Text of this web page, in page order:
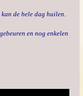
de hele dag huilen.
en nog enkelen